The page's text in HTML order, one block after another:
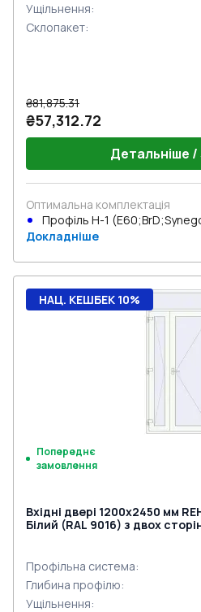
Ущільнення:
Склопакет:
₴81,875.31
₴57,312.72
Детальніше /
Оптимальна комплектація
Профіль Н-1
Докладніше
НАЦ. КЕШБЕК 10%
Попереднє
замовлення
Вхідні двері 1200x2450 мм
Білий (RAL 9016) з двох
Профільна система:
Глибина профілю:
Ущільнення: